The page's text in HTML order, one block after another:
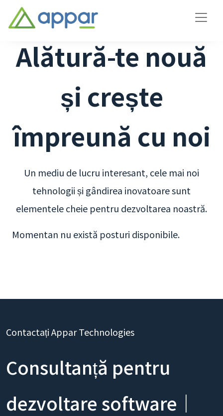
Alătură-te nouă
și crește
împreună cu noi
Un mediu de lucru interesant, cele mai noi
tehnologii și gândirea inovatoare sunt
elementele cheie pentru dezvoltarea noastră.
Momentan nu există posturi disponibile.
Contactați Appar Technologies
Consultanță pentru
dezvoltare software｜